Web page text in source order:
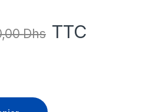
Dhs TTC
Canon imageRUNNER